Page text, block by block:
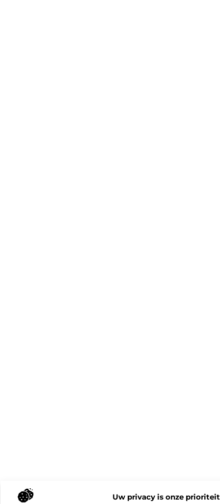
Uw privacy is onze prioriteit